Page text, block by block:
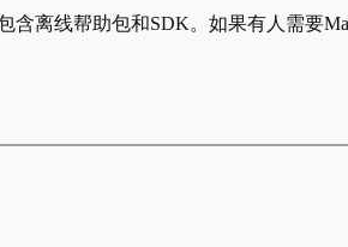
含离线帮助包和SDK。如果有人需要